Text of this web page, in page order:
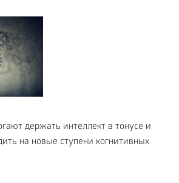
держать интеллект в тонусе и
на новые ступени когнитивных